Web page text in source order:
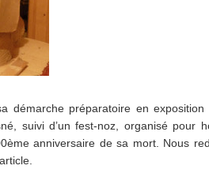
démarche préparatoire en
suivi d’un fest-noz, organisé pour
anniversaire de sa mort. Nous